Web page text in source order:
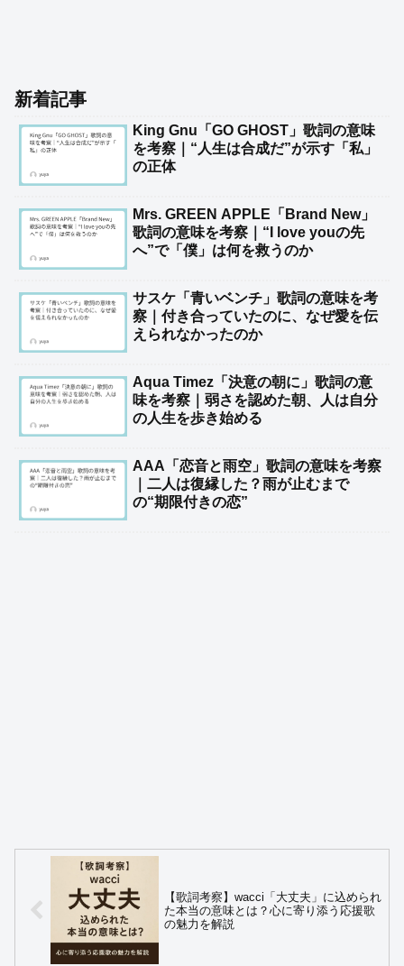
新着記事
King Gnu「GO GHOST」歌詞の意味
を考察｜“人生は合成だ”が示す「私」
の正体
Mrs. GREEN APPLE「Brand New」
歌詞の意味を考察｜“I love youの先
へ”で「僕」は何を救うのか
サスケ「青いベンチ」歌詞の意味を考
察｜付き合っていたのに、なぜ愛を伝
えられなかったのか
Aqua Timez「決意の朝に」歌詞の意
味を考察｜弱さを認めた朝、人は自分
の人生を歩き始める
AAA「恋音と雨空」歌詞の意味を考察
｜二人は復縁した？雨が止むまで
の“期限付きの恋”
【歌詞考察】wacci「大丈夫」に込められ
た本当の意味とは？心に寄り添う応援歌
の魅力を解説